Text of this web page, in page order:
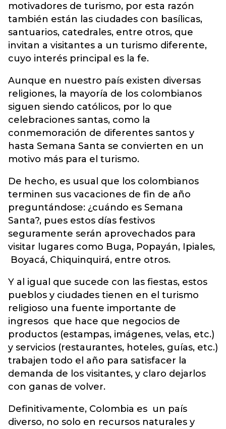
motivadores de turismo, por esta razón
también están las ciudades con basílicas,
santuarios, catedrales, entre otros, que
invitan a visitantes a un turismo diferente,
cuyo interés principal es la fe.
Aunque en nuestro país existen diversas
religiones, la mayoría de los colombianos
siguen siendo católicos, por lo que
celebraciones santas, como la
conmemoración de diferentes santos y
hasta Semana Santa se convierten en un
motivo más para el turismo.
De hecho, es usual que los colombianos
terminen sus vacaciones de fin de año
preguntándose: ¿cuándo es Semana
Santa?, pues estos días festivos
seguramente serán aprovechados para
visitar lugares como Buga, Popayán, Ipiales,
Boyacá, Chiquinquirá, entre otros.
Y al igual que sucede con las fiestas, estos
pueblos y ciudades tienen en el turismo
religioso una fuente importante de
ingresos que hace que negocios de
productos (estampas, imágenes, velas, etc.)
y servicios (restaurantes, hoteles, guías, etc.)
trabajen todo el año para satisfacer la
demanda de los visitantes, y claro dejarlos
con ganas de volver.
Definitivamente, Colombia es un país
diverso, no solo en recursos naturales y